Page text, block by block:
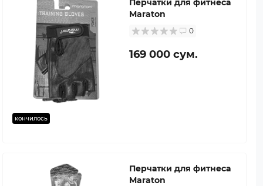
кончилось
Maraton
0
169 000 сум.
Перчатки для фитнеса
Maraton